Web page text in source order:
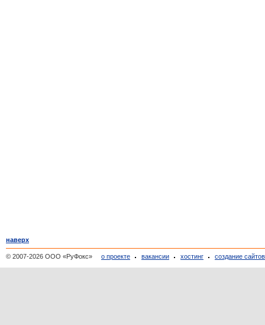
наверх
© 2007-2026 ООО «РуФокс» о проекте вакансии хостинг создание сайтов